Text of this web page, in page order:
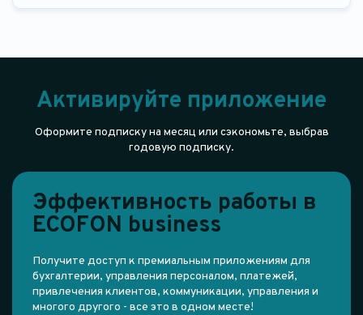
Активируйте приложение
Оформите подписку на месяц или сэкономьте, выбрав
годовую подписку.
Эффективность работы в
ECOFON business
Получите доступ к премиальным приложениям для
бухгалтерии, управления персоналом, платежей,
привлечения клиентов, коммуникации, управления и
многого другого - все это в одном месте!